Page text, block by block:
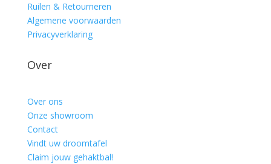
Ruilen & Retourneren
Algemene voorwaarden
Privacyverklaring
Over
Over ons
Onze showroom
Contact
Vindt uw droomtafel
Claim jouw gehaktbal!